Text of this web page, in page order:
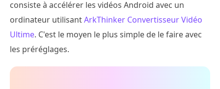
consiste à accélérer les vidéos Android avec un
ordinateur utilisantArkThinker Convertisseur Vidéo
Ultime. C'est le moyen le plus simple de le faire avec
les préréglages.